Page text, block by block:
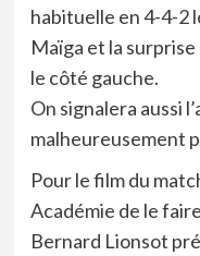
habituelle en 4-4-2
Maïga et la
le côté gauche.
On signalera aussi
malheureusement
Pour le film du
Académie de le
Bernard Lionsot